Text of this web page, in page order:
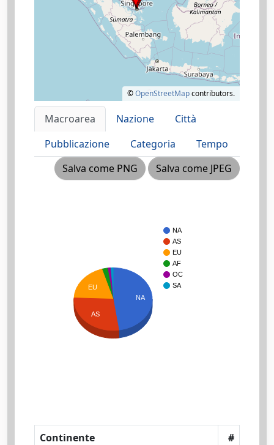
©OpenStreetMapcontributors.
Macroarea Nazione
Città
Pubblicazione
Categoria
Tempo
Salva come PNG
Salva come JPEG
NA
AS
EU
AF
OC
SA
NA
EU
AS
Continente
#